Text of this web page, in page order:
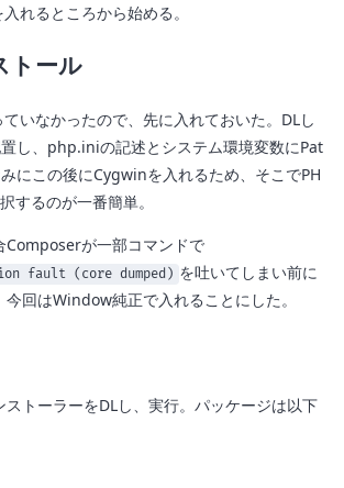
れるところから始める。
トール
いなかったので、先に入れておいた。DLし
し、php.iniの記述とシステム環境変数にPat
にこの後にCygwinを入れるため、そこでPH
するのが一番簡単。
Composerが一部コマンドで
fault (core dumped) を吐いてしまい前に
回はWindow純正で入れることにした。
ストーラーをDLし、実行。パッケージは以下